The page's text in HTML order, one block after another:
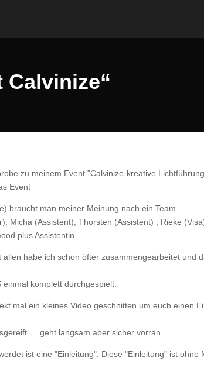
Calvinize“
zu meinem Event "Calvinize-kreative
Event
braucht man meiner Meinung nach ein Team.
Micha (Assistent), Thorsten (Assistent) , Rieke
plus Assistentin.
habe ich schon öfter zusammengearbeitet und
komplett durchgespielt.
mal ein kleines Video geschnitten um euch einen
geht langsam aber sicher vorran.
ist eine "Einleitung". Diese "Einleitung" ist ohne